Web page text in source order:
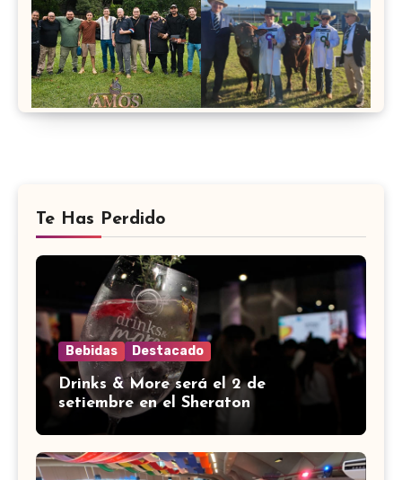
Te Has Perdido
Bebidas Destacado
Drinks & More será el 2 de
setiembre en el Sheraton